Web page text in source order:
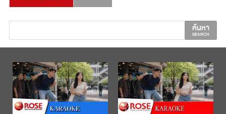
ค้นหา
SEARCH